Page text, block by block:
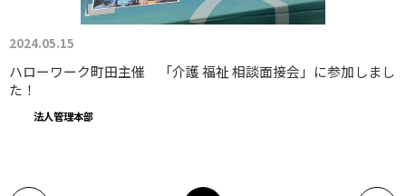
2024.05.15
ハローワーク町田主催 「介護 福祉 相談面接会」に参加しまし
た！
法人管理本部